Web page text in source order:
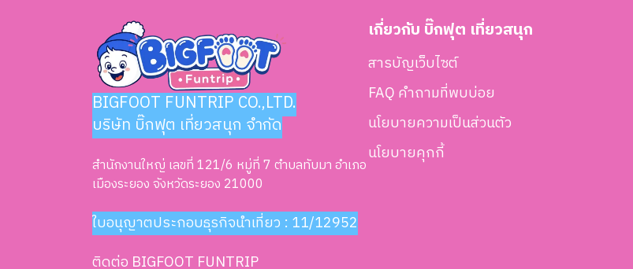
BIGFOOT FUNTRIP CO.,LTD.
บริษัท บิ๊กฟุต เที่ยวสนุก จำกัด
สำนักงานใหญ่ เลขที่ 121/6 หมู่ที่ 7 ตำบลทับมา อำเภอ
เมืองระยอง จังหวัดระยอง 21000
ใบอนุญาตประกอบธุรกิจนำเที่ยว : 11/12952
ติดต่อ BIGFOOT FUNTRIP
เกี่ยวกับ บิ๊กฟุต เที่ยวสนุก
สารบัญเว็บไซต์
FAQ คำถามที่พบบ่อย
นโยบายความเป็นส่วนตัว
นโยบายคุกกี้